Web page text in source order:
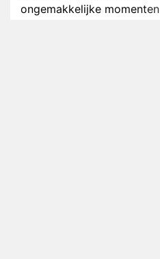
ongemakkelijke momenten